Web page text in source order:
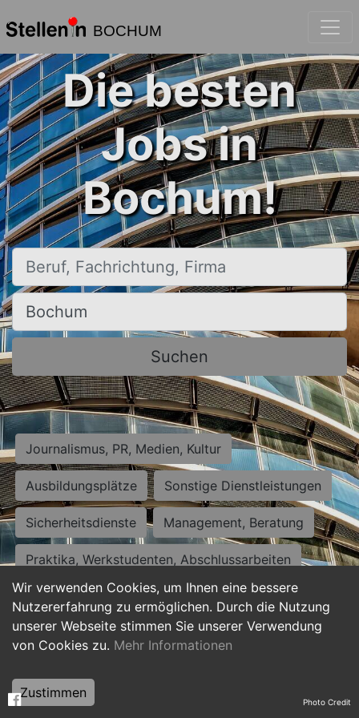
BOCHUM
Wir verwenden Cookies, um Ihnen eine bessere
Nutzererfahrung zu ermöglichen. Durch die Nutzung
unserer Webseite stimmen Sie unserer Verwendung
von Cookies zu. Mehr Informationen
Zustimmen
Die besten
Jobs in
Bochum!
Beruf, Fachrichtung, Firma
Ort, Stadt
Suchen
Journalismus, PR, Medien, Kultur
Ausbildungsplätze Sonstige Dienstleistungen
Sicherheitsdienste Management, Beratung
Praktika, Werkstudenten, Abschlussarbeiten
Personalwesen Assistenz, Sekretariat
Hilfskräfte, Aushilfs- und Nebenjobs
Weiterbildung, Studium, duale Ausbildung Photo Credit